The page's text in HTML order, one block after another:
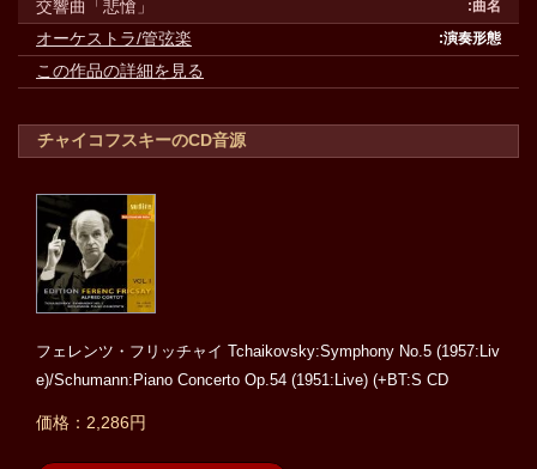
交響曲「悲愴」
オーケストラ/管弦楽
この作品の詳細を見る
チャイコフスキーのCD音源
フェレンツ・フリッチャイ Tchaikovsky:Symphony No.5 (1957:Liv
e)/Schumann:Piano Concerto Op.54 (1951:Live) (+BT:S CD
価格：2,286円